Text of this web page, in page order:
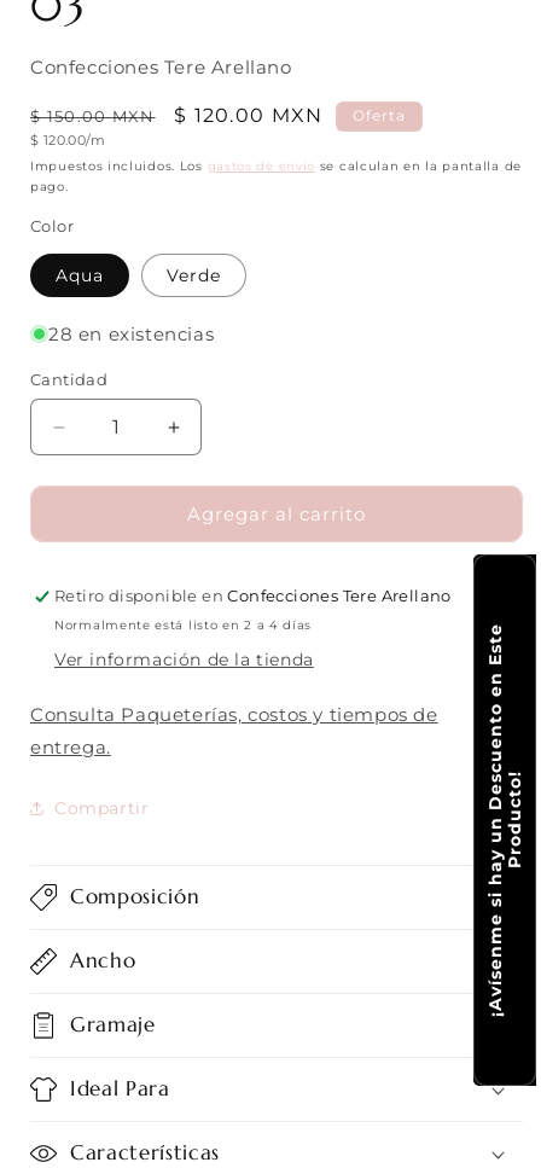
Confecciones Tere Arellano
Precio
habitual
$ 150.00 MXN
Precio
oferta
$ 120.00 MXN
Precio
$ 120.00/m
Oferta
Impuestos incluidos. Los gastos de envío se calculan en la pantalla de
pago.
Color
Aqua Verde
28 en existencias
Cantidad
Cantidad
Reducir
cantidad
para
Twill
03
Aumentar
cantidad
para
Cotton
Twill
03
Agregar al carrito
Retiro disponible enConfecciones Tere Arellano
Normalmente está listo en 2 a 4 días
Ver información de la tienda
Consulta Paqueterías, costos y tiempos de
entrega.
Compartir
Composición
Ancho
Gramaje
Ideal Para
Características
¡
A
v
í
s
e
n
m
e
s
i
h
a
y
u
n
D
es
c
u
e
n
t
o
e
n
E
s
t
e
P
r
o
d
u
c
t
o!